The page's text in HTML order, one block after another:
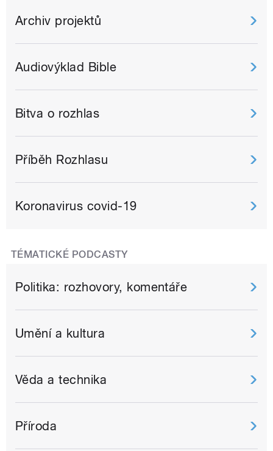
Archiv projektů
Audiovýklad Bible
Bitva o rozhlas
Příběh Rozhlasu
Koronavirus covid-19
TÉMATICKÉ PODCASTY
Politika: rozhovory, komentáře
Umění a kultura
Věda a technika
Příroda